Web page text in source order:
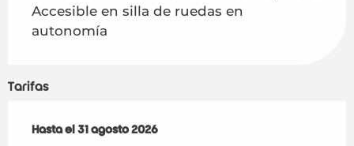
Accesible en silla de ruedas en
autonomía
Tarifas
Desde4 julio 2026hasta
Hasta el 31 agosto 2026